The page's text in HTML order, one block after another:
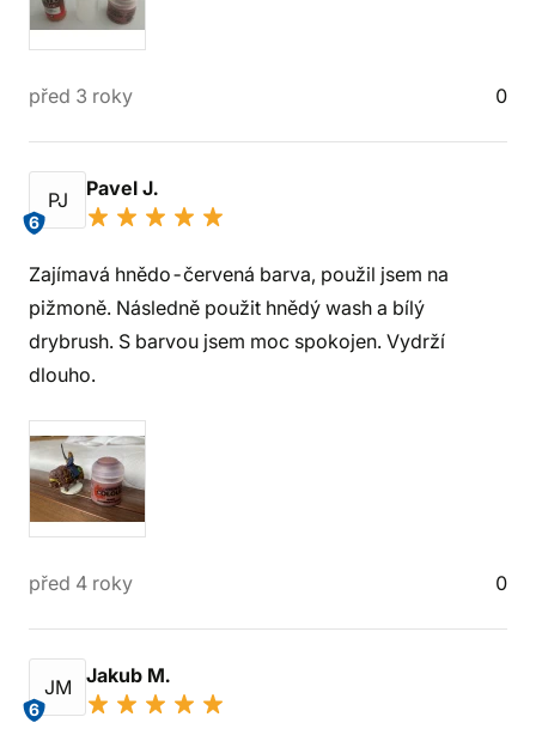
před 3 roky 0
PJ
6
Pavel J.
Zajímavá hnědo-červená barva, použil jsem na
pižmoně. Následně použit hnědý wash a bílý
drybrush. S barvou jsem moc spokojen. Vydrží
dlouho.
před 4 roky 0
JM
6
Jakub M.